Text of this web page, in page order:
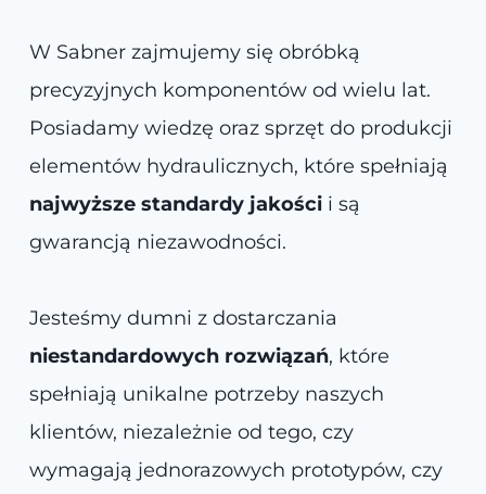
W Sabner zajmujemy się obróbką
precyzyjnych komponentów od wielu lat.
Posiadamy wiedzę oraz sprzęt do produkcji
elementów hydraulicznych, które spełniają
najwyższe standardy jakości i są
gwarancją niezawodności.
Jesteśmy dumni z dostarczania
niestandardowych rozwiązań, które
spełniają unikalne potrzeby naszych
klientów, niezależnie od tego, czy
wymagają jednorazowych prototypów, czy